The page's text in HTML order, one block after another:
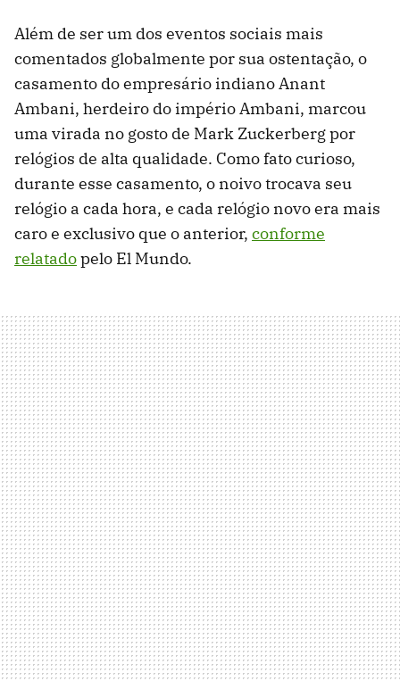
Além de ser um dos eventos sociais mais
comentados globalmente por sua ostentação, o
casamento do empresário indiano Anant
Ambani, herdeiro do império Ambani, marcou
uma virada no gosto de Mark Zuckerberg por
relógios de alta qualidade. Como fato curioso,
durante esse casamento, o noivo trocava seu
relógio a cada hora, e cada relógio novo era mais
caro e exclusivo que o anterior, conforme
relatadopelo El Mundo.